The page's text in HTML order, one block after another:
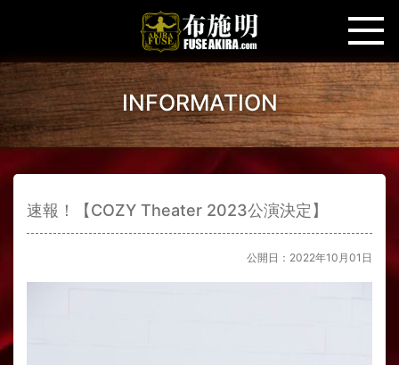
INFORMATION
速報！【COZY Theater 2023公演決定】
公開日：2022年10月01日